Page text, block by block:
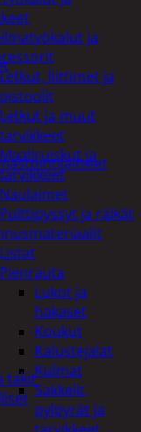
ja
Letkut, liittimet ja
pistoolit
Letkut ja muut
tarvikkeet
Maaliruiskut ja
tarvikkeet
Naulaimet
Pulttipyssyt ja räikät
Listat
Pienrauta
Lukot ja
hakaset
Koukut
Kalustejalat
Kulmat
Sakkelit,
pylpyrät ja
takit